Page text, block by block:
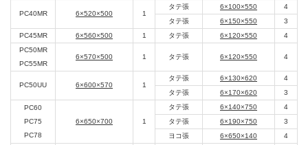
PC40MR 6×520×500 1
タテ張 6×100×550
4
タテ張
6×150×550
3
PC45MR
6×560×500 1 タテ張 6×120×550
4
PC50MR
PC55MR
6×570×500 1 タテ張 6×120×550 4
PC50UU 6×600×570 1
タテ張 6×130×620
4
タテ張
6×170×620
3
PC60
PC75
PC78
6×650×700 1
タテ張 6×140×750
4
タテ張
6×190×750
3
ヨコ張
6×650×140
4